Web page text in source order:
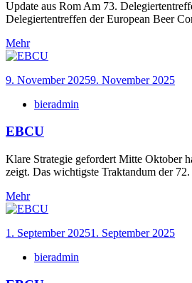
Update aus Rom Am 73.
Delegiertentreffen der European Beer
Mehr
9. November 20259. November 2025
bieradmin
EBCU
Klare Strategie gefordert Mitte Oktober
zeigt. Das wichtigste Traktandum der
Mehr
1. September 20251. September 2025
bieradmin